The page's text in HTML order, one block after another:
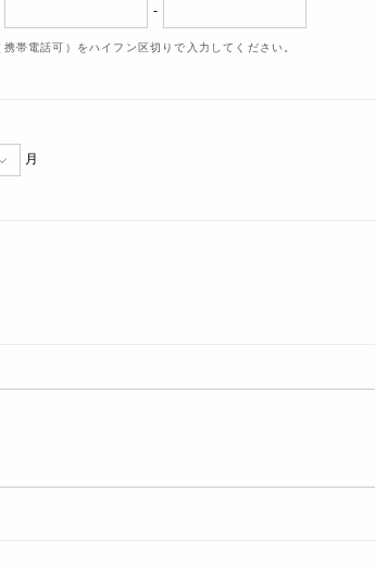
-
帯電話可）をハイフン区切りで入力してください。
月